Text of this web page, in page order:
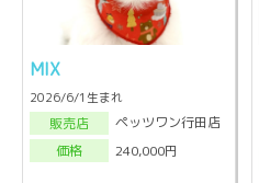
MIX
2026/6/1生まれ
販売店
ペッツワン行田店
価格
240,000円